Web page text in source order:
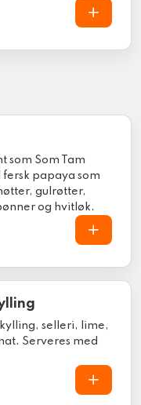
som Som Tam
fersk papaya som
gulrøtter,
og hvitløk.
selleri, lime,
Serveres med